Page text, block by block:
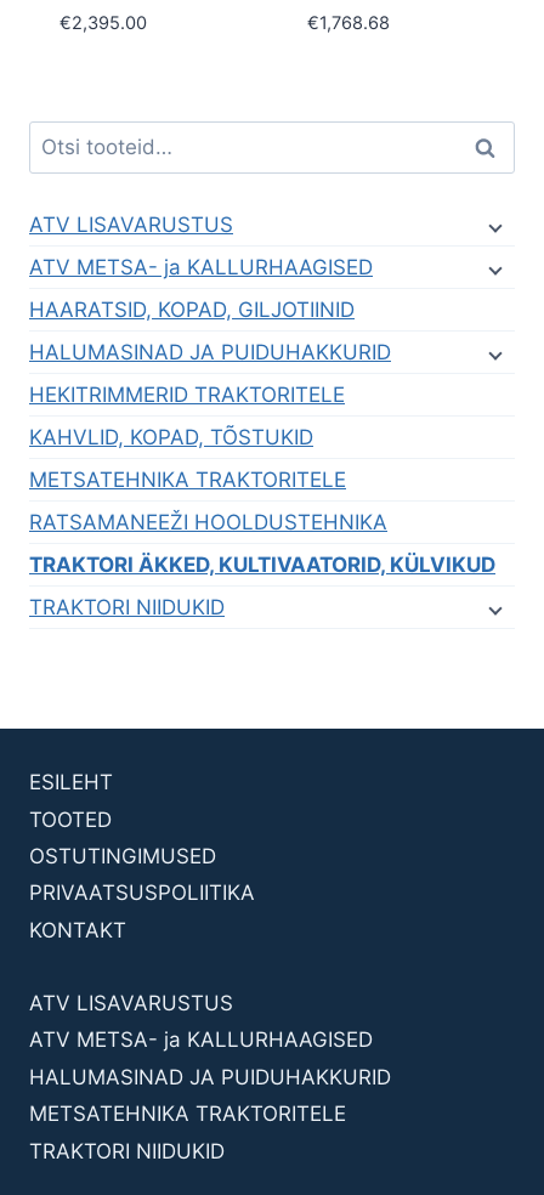
€2,395.00 €1,768.68
Otsi: Otsi
ATV LISAVARUSTUS
ATV METSA- ja KALLURHAAGISED
HAARATSID, KOPAD, GILJOTIINID
HALUMASINAD JA PUIDUHAKKURID
HEKITRIMMERID TRAKTORITELE
KAHVLID, KOPAD, TÕSTUKID
METSATEHNIKA TRAKTORITELE
RATSAMANEEŽI HOOLDUSTEHNIKA
TRAKTORI ÄKKED, KULTIVAATORID, KÜLVIKUD
TRAKTORI NIIDUKID
ESILEHT
TOOTED
OSTUTINGIMUSED
PRIVAATSUSPOLIITIKA
KONTAKT
ATV LISAVARUSTUS
ATV METSA- ja KALLURHAAGISED
HALUMASINAD JA PUIDUHAKKURID
METSATEHNIKA TRAKTORITELE
TRAKTORI NIIDUKID